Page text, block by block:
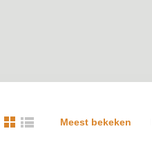
Meest bekeken